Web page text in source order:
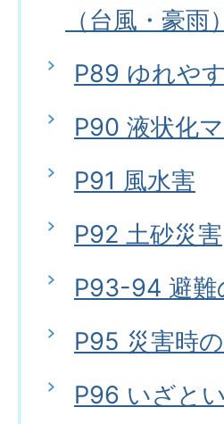
（台風・豪雨
P89 ゆれや
P90 液状化
P91 風水害
P92 土砂災害
P93-94 避難
P95 災害時
P96 いざと